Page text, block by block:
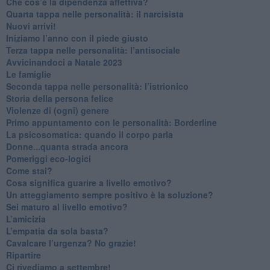
Quarta tappa nelle personalità: il narcisista
​Nuovi arrivi!
​Iniziamo l’anno con il piede giusto
​Terza tappa nelle personalità: l’antisociale
​Avvicinandoci a Natale 2023
Le famiglie
Seconda tappa nelle personalità: l’istrionico
​Storia della persona felice
Violenze di (ogni) genere
​Primo appuntamento con le personalità: Borderline
La psicosomatica: quando il corpo parla
Donne...quanta strada ancora
​Pomeriggi eco-logici
​Come stai?
Cosa significa guarire a livello emotivo?
​Un atteggiamento sempre positivo è la soluzione?
​Sei maturo al livello emotivo?
​L’amicizia
​L’empatia da sola basta?
​Cavalcare l’urgenza? No grazie!
Ripartire
​Ci rivediamo a settembre!